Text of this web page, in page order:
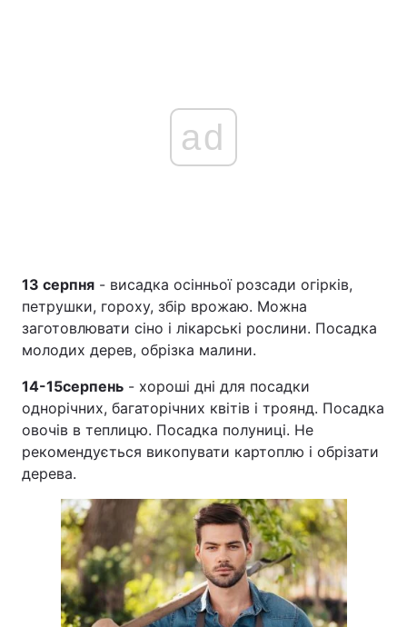
ad
13 серпня - висадка осінньої розсади огірків,
петрушки, гороху, збір врожаю. Можна
заготовлювати сіно і лікарські рослини. Посадка
молодих дерев, обрізка малини.
14-15серпень - хороші дні для посадки
однорічних, багаторічних квітів і троянд. Посадка
овочів в теплицю. Посадка полуниці. Не
рекомендується викопувати картоплю і обрізати
дерева.